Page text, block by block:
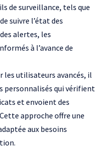
de surveillance, tels que
suivre l’état des
alertes, les
à l’avance de
les utilisateurs avancés, il
personnalisés qui vérifient
et envoient des
approche offre une
aux besoins